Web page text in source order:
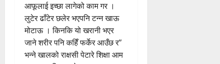
आफूलाई इच्छा लागेको काम गर ।
लुटेर ढाँटेर छलेर भएपनि टन्न खाऊ
मोटाऊ । किनकि यो खरानी भएर
जाने शरीर पनि कहिँ फर्केर आउँछ र”
भन्ने खालको राक्षसी पेटारे शिक्षा आम